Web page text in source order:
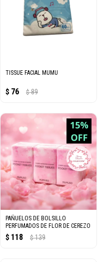
TISSUE FACIAL MUMU
$ 76 $ 89
PAÑUELOS DE BOLSILLO
PERFUMADOS DE FLOR DE CEREZO
$ 118 $ 139